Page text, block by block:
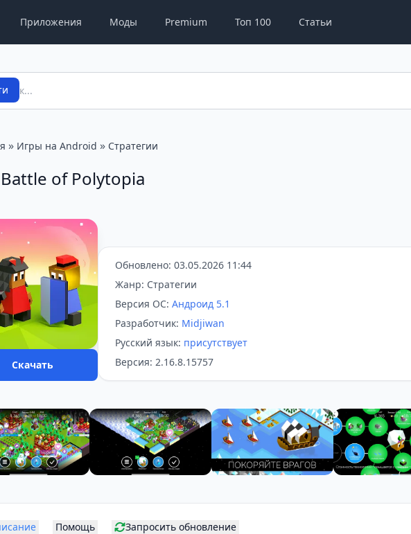
Приложения Моды Premium Топ 100 Статьи
» Игры на Android » Стратегии
of Polytopia
Скачать
Обновлено: 03.05.2026 11:44
Жанр: Стратегии
Версия ОС: Андроид 5.1
Разработчик: Midjiwan
Русский язык: присутствует
Версия: 2.16.8.15757
Помощь Запросить обновление